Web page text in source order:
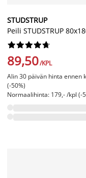
STUDSTRUP
Peili STUDSTRUP






89,50/KPL
Alin 30 päivän hinta ennen
(-50%)
Normaalihinta: 179,- /kpl (-